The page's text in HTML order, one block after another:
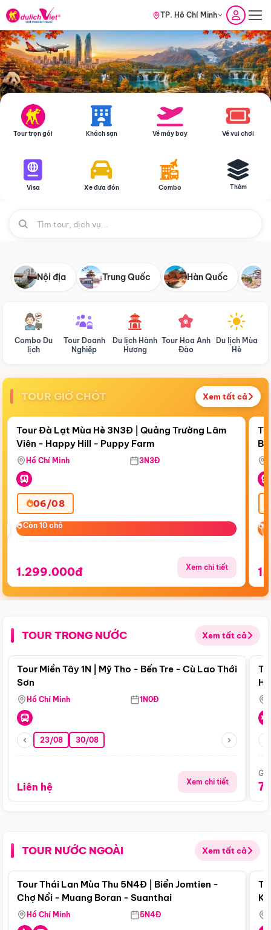
TP. Hồ Chí Minh
Tour trọn gói Khách sạn Vé máy bay Vé vui chơi
Visa Xe đưa đón Combo Thêm
Nội địa Trung Quốc Hàn Quốc
Combo Du
lịch
Tour Doanh
Nghiệp
Du lịch Hành
Hương
Tour Hoa Anh
Đào
Du lịch Mùa
Hè
TOUR GIỜ CHÓT Xem tất cả
Còn18:50:21
Điểm nổi bật
Tour Đà Lạt Mùa Hè 3N3Đ | Quảng Trường Lâm
Viên - Happy Hill - Puppy Farm
Hồ Chí Minh 3N3Đ
06/08
Còn 10 chỗ
Còn 10 chỗ
1.299.000đ Xem chi tiết
TOUR TRONG NƯỚC Xem tất cả
Điểm nổi bật
Tour Miền Tây 1N | Mỹ Tho - Bến Tre - Cù Lao Thới
Sơn
Hồ Chí Minh 1N0Đ
23/08 30/08
Liên hệ Xem chi tiết
TOUR NƯỚC NGOÀI Xem tất cả
Điểm nổi bật
Tour Thái Lan Mùa Thu 5N4Đ | Biển Jomtien -
Chợ Nổi - Muang Boran - Suanthai
Hồ Chí Minh 5N4Đ